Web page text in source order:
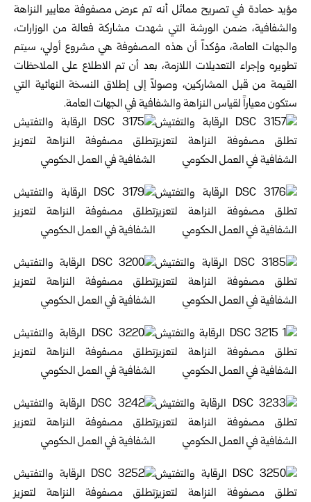
مؤيد حمادة في تصريح مماثل أنه تم عرض مصفوفة معايير النزاهة
والشفافية، ضمن الورشة التي شهدت مشاركة فعالة من الوزارات،
والجهات العامة، مؤكداً أن هذه المصفوفة هي مشروع أولي، سيتم
تطويره وإجراء التعديلات اللازمة، بعد أن تم الاطلاع على الملاحظات
القيمة من قبل المشاركين، وصولاً إلى إطلاق النسخة النهائية التي
ستكون معياراً لقياس النزاهة والشفافية في الجهات العامة.